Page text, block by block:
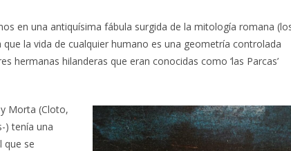
en una antiquísima fábula surgida de la mitología romana
la vida de cualquier humano es una geometría controlada
hermanas hilanderas que eran conocidas como ‘las Parcas’
Morta (Cloto,
) tenía una
que se